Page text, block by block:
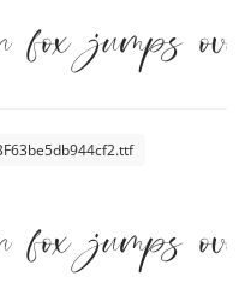
fox jumps
fox jumps